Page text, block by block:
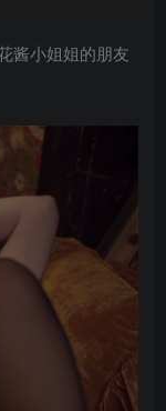
酱小姐姐的朋友